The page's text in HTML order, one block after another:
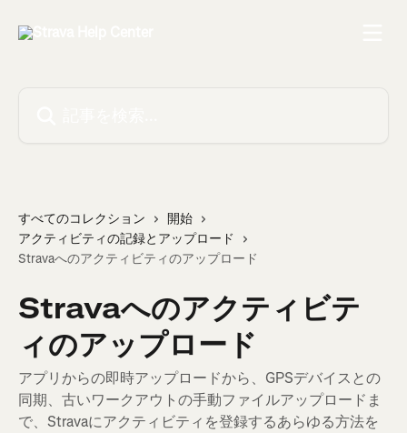
すべてのコレクション
開始
アクティビティの記録とアップロード
Stravaへのアクティビティのアップロード
Stravaへのアクティビテ
ィのアップロード
アプリからの即時アップロードから、GPSデバイスとの
同期、古いワークアウトの手動ファイルアップロードま
で、Stravaにアクティビティを登録するあらゆる方法を